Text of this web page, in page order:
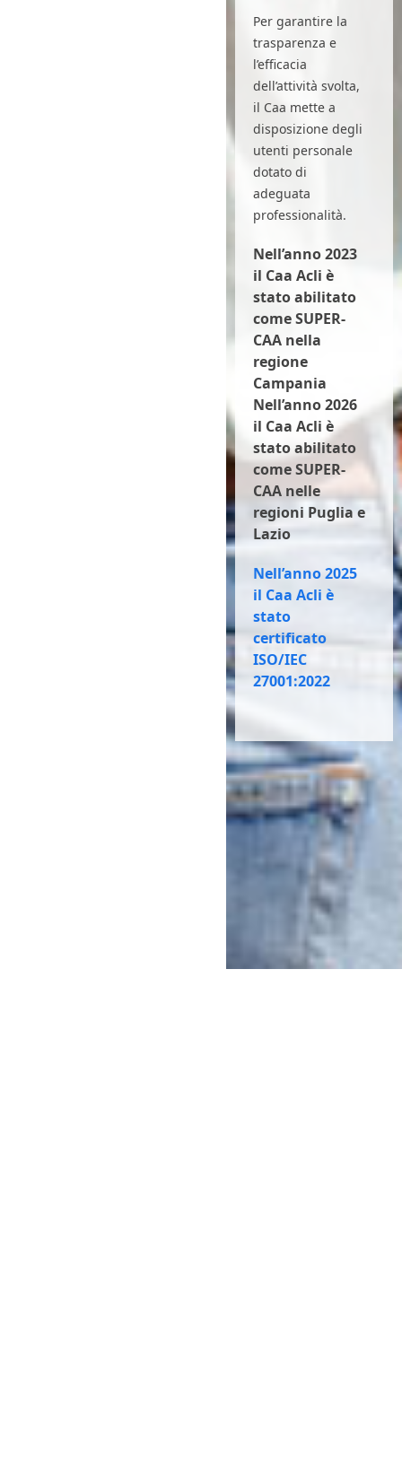
Per garantire la
trasparenza e
l’efficacia
dell’attività svolta,
il Caa mette a
disposizione degli
utenti personale
dotato di
adeguata
professionalità.
Nell’anno 2023
il Caa Acli è
stato abilitato
come SUPER-
CAA nella
regione
Campania
Nell’anno 2026
il Caa Acli è
stato abilitato
come SUPER-
CAA nelle
regioni Puglia e
Lazio
Nell’anno 2025
il Caa Acli è
stato
certificato
ISO/IEC
27001:2022